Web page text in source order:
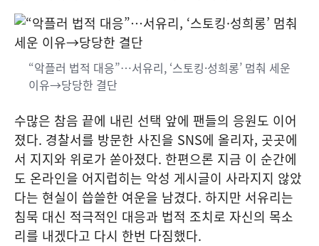
“악플러 법적 대응”…서유리, ‘스토킹·성희롱’ 멈춰 세운
이유→당당한 결단
수많은 참음 끝에 내린 선택 앞에 팬들의 응원도 이어
졌다. 경찰서를 방문한 사진을 SNS에 올리자, 곳곳에
서 지지와 위로가 쏟아졌다. 한편으론 지금 이 순간에
도 온라인을 어지럽히는 악성 게시글이 사라지지 않았
다는 현실이 씁쓸한 여운을 남겼다. 하지만 서유리는
침묵 대신 적극적인 대응과 법적 조치로 자신의 목소
리를 내겠다고 다시 한번 다짐했다.